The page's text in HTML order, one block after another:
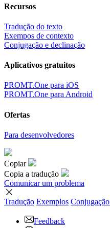
Recursos
Tradução do texto
Exempos de contexto
Conjugação e declinação
Aplicativos gratuitos
PROMT.One para iOS
PROMT.One para Android
Ofertas
Para desenvolvedores
Copiar
Copia a tradução
Comunicar um problema
Tradução Exemplos Conjugação
Feedback